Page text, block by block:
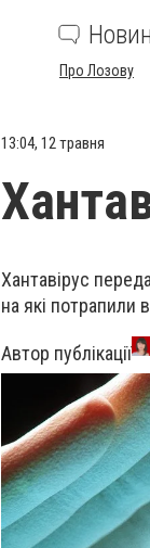
Про Лозову
13:04, 12 травня
Хантавірус
на які потрапили
Автор публікації